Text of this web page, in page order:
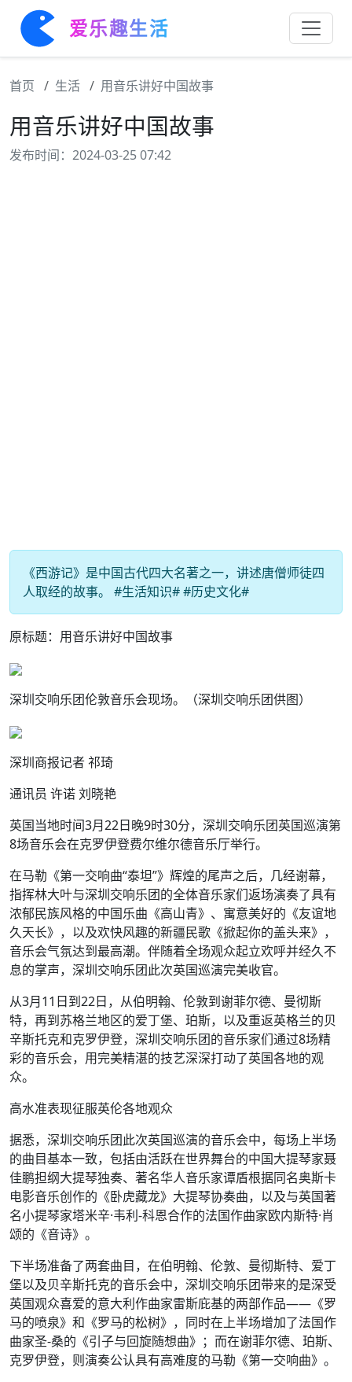
爱乐趣生活
首页 生活 用音乐讲好中国故事
用音乐讲好中国故事
发布时间：2024-03-25 07:42
《西游记》是中国古代四大名著之一，讲述唐僧师徒四
人取经的故事。 #生活知识# #历史文化#
原标题：用音乐讲好中国故事
深圳交响乐团伦敦音乐会现场。（深圳交响乐团供图）
深圳商报记者 祁琦
通讯员 许诺 刘晓艳
英国当地时间3月22日晚9时30分，深圳交响乐团英国巡演第
8场音乐会在克罗伊登费尔维尔德音乐厅举行。
在马勒《第一交响曲“泰坦”》辉煌的尾声之后，几经谢幕，
指挥林大叶与深圳交响乐团的全体音乐家们返场演奏了具有
浓郁民族风格的中国乐曲《高山青》、寓意美好的《友谊地
久天长》，以及欢快风趣的新疆民歌《掀起你的盖头来》，
音乐会气氛达到最高潮。伴随着全场观众起立欢呼并经久不
息的掌声，深圳交响乐团此次英国巡演完美收官。
从3月11日到22日，从伯明翰、伦敦到谢菲尔德、曼彻斯
特，再到苏格兰地区的爱丁堡、珀斯，以及重返英格兰的贝
辛斯托克和克罗伊登，深圳交响乐团的音乐家们通过8场精
彩的音乐会，用完美精湛的技艺深深打动了英国各地的观
众。
高水准表现征服英伦各地观众
据悉，深圳交响乐团此次英国巡演的音乐会中，每场上半场
的曲目基本一致，包括由活跃在世界舞台的中国大提琴家聂
佳鹏担纲大提琴独奏、著名华人音乐家谭盾根据同名奥斯卡
电影音乐创作的《卧虎藏龙》大提琴协奏曲，以及与英国著
名小提琴家塔米辛·韦利-科恩合作的法国作曲家欧内斯特·肖
颂的《音诗》。
下半场准备了两套曲目，在伯明翰、伦敦、曼彻斯特、爱丁
堡以及贝辛斯托克的音乐会中，深圳交响乐团带来的是深受
英国观众喜爱的意大利作曲家雷斯庇基的两部作品——《罗
马的喷泉》和《罗马的松树》，同时在上半场增加了法国作
曲家圣-桑的《引子与回旋随想曲》；而在谢菲尔德、珀斯、
克罗伊登，则演奏公认具有高难度的马勒《第一交响曲》。